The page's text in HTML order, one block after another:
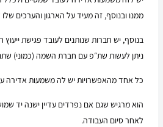
ממנו ובנוסף, זה מעיד על הארגון והערכים
בנוסף, יש חברות שנותנים לעובד פגישת ייעוץ
ניתן לעשות שת״פ עם חברת השמה (כמוני)
כל אחד מהאפשרויות יש לה משמעות אדירה
הוא מרגיש שגם אם נפרדים עדיין ישנה יד
לאחר סיום העבודה.